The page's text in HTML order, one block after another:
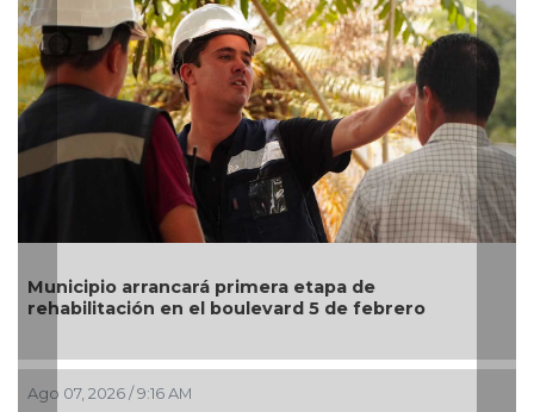
arrancará primera etapa de
en el boulevard 5 de febrero
/ 9:16 AM
normal?